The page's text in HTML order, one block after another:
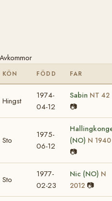
Avkommor
KÖN FÖDD FAR
Hingst
1974-
04-12
Sabin NT 42
📷
Sto
1975-
06-12
(NO) N 1940
📷
Sto
1977-
02-23
Nic (NO) N
2012 📷